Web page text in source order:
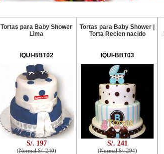
Tortas para Baby Shower
Lima
IQUI-BBT02
S/. 197
(Normal S/. 240)
Tortas para Baby Shower |
Torta Recien nacido
IQUI-BBT03
S/. 241
(Normal S/. 294)